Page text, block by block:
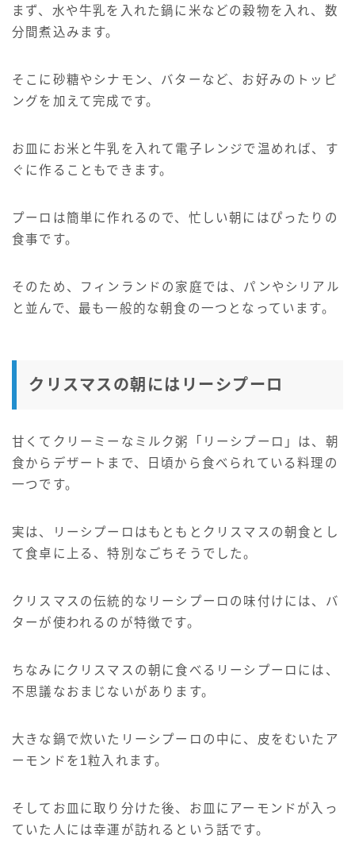
まず、水や牛乳を入れた鍋に米などの穀物を入れ、数
分間煮込みます。
そこに砂糖やシナモン、バターなど、お好みのトッピ
ングを加えて完成です。
お皿にお米と牛乳を入れて電子レンジで温めれば、す
ぐに作ることもできます。
プーロは簡単に作れるので、忙しい朝にはぴったりの
食事です。
そのため、フィンランドの家庭では、パンやシリアル
と並んで、最も一般的な朝食の一つとなっています。
クリスマスの朝にはリーシプーロ
甘くてクリーミーなミルク粥「リーシプーロ」は、朝
食からデザートまで、日頃から食べられている料理の
一つです。
実は、リーシプーロはもともとクリスマスの朝食とし
て食卓に上る、特別なごちそうでした。
クリスマスの伝統的なリーシプーロの味付けには、バ
ターが使われるのが特徴です。
ちなみにクリスマスの朝に食べるリーシプーロには、
不思議なおまじないがあります。
大きな鍋で炊いたリーシプーロの中に、皮をむいたア
ーモンドを1粒入れます。
そしてお皿に取り分けた後、お皿にアーモンドが入っ
ていた人には幸運が訪れるという話です。